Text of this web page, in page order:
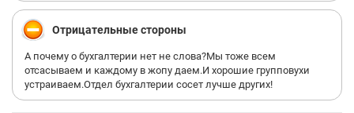
Отрицательные стороны
А почему о бухгалтерии нет не слова?Мы тоже всем
отсасываем и каждому в жопу даем.И хорошие групповухи
устраиваем.Отдел бухгалтерии сосет лучше других!